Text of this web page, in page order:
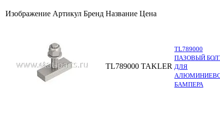
Изображение Артикул Бренд Название Цена
TL789000 TAKLER
TL789000
ПАЗОВЫЙ
ДЛЯ
БАМПЕРА